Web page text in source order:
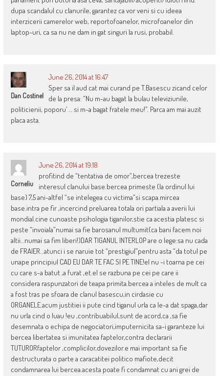
dupa scandalul cu clanurile, garantez ca vor veni si cu ideea
interzicerii camerelor web, reportofoanelor, microfoanelor din
laptop-uri, ca sa nu ne dam in gat singuri la rusi, probabil.
Dan Costinel
June 26, 2014 at 16:47
Sper sa il aud cat mai curand pe T.Basescu zicand celor
de la presa: “Nu m-au bagat la bulau televiziunile,
politicienii, poporu’ … si m-a bagat fratele meu!”. Parca am mai auzit
placa asta.
Corneliu
June 26, 2014 at 19:18
profitind de “tentativa de omor”,bercea trezeste
interesul clanului base.bercea primeste (la ordinul lui
base) 7,5 ani-altfel “se intelegea cu victima”si scapa.mircea
base.intra pe fir ,incercind preluarea totala ori partiala a averii lui
mondial.cine cunoaste psihologia tiganilor,stie ca acestia platesc si
peste “invoiala”numai sa fie barosanul multumit(ca bani facem noi
altii…numai sa fim liberi!)DAR TIGANUL INTERLOP are o lege:sa nu cada
de FRAIER…atunci i se naruie tot “prestigiul”pentru asta “da totul pe
unape principiul CAD EU DAR TE FAC SI PE TINE!el nu -i toarna pe cei
cu care s-a batut ,a furat ,et.el se razbuna pe cei pe care ii
considera raspunzatori de teapa primita.bercea a inteles de mult ca
a fost tras pe sfoara de clanul basescu,in cirdasie cu
ORGANELE.acum justitiei ii pute cind tiganul urla ca le-a dat spaga,dar
nu urla cind o luau !eu ,contribuabilul,sunt de acord,ca ,sa fie
desemnata o echipa de negociatori,imputernicita sa-i garanteze lui
bercea libertatea si imunitatea faptelor,contra declararii
TUTURORfaptelor ,complicilor,dovezilor.e mai important sa fie
destructurata o parte a caracatitei politico mafiote,decit
condamnarea lui bercea.acesta poate fi condamnat cu ani grei de